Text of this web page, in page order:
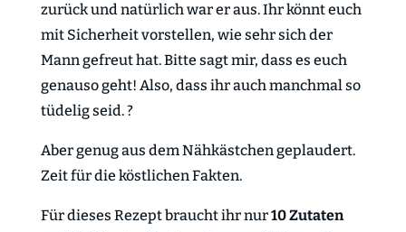
zurück und natürlich war er aus. Ihr könnt euch
mit Sicherheit vorstellen, wie sehr sich der
Mann gefreut hat. Bitte sagt mir, dass es euch
genauso geht! Also, dass ihr auch manchmal so
tüdelig seid. ?
Aber genug aus dem Nähkästchen geplaudert.
Zeit für die köstlichen Fakten.
Für dieses Rezept braucht ihr nur10 Zutaten